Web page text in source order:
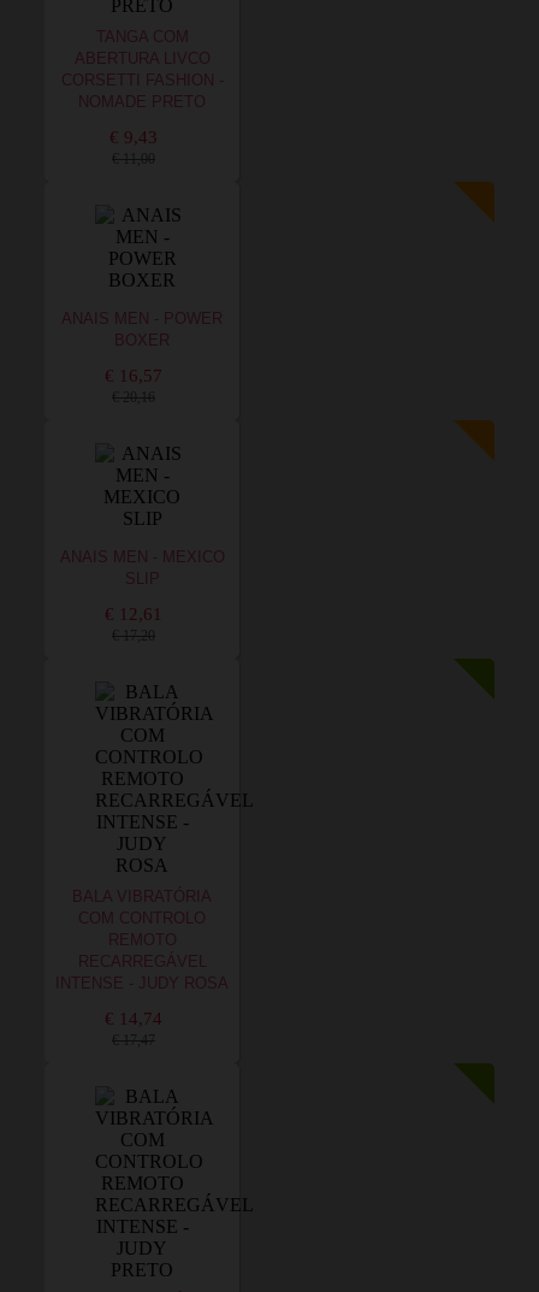
TANGA COM
ABERTURA LIVCO
CORSETTI FASHION -
NOMADE PRETO
€ 9,43
€ 11,00
ANAIS MEN - POWER
BOXER
€ 16,57
€ 20,16
ANAIS MEN - MEXICO
SLIP
€ 12,61
€ 17,20
BALA VIBRATÓRIA
COM CONTROLO
REMOTO
RECARREGÁVEL
INTENSE - JUDY ROSA
€ 14,74
€ 17,47